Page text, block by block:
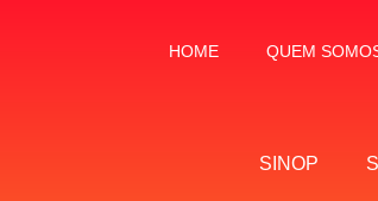
HOME QUEM
SINOP